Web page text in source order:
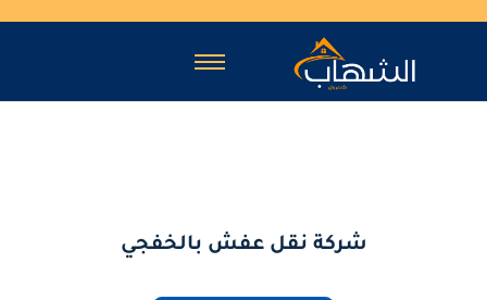
شركة نقل عفش بالخفجي